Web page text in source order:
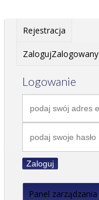
Rejestracja
ZalogujZalogowany
Logowanie
Zaloguj
Panel zarządzania